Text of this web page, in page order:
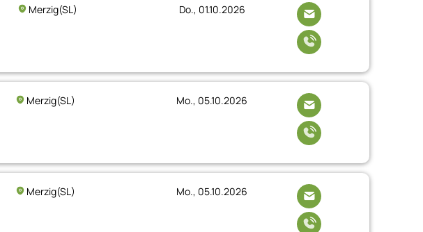
Merzig(SL) Do., 01.10.2026
Merzig(SL) Mo., 05.10.2026
Merzig(SL) Mo., 05.10.2026